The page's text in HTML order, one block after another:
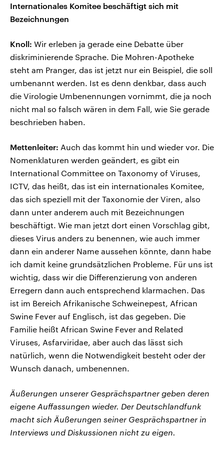
Internationales Komitee beschäftigt sich mit
Bezeichnungen
Knoll: Wir erleben ja gerade eine Debatte über
diskriminierende Sprache. Die Mohren-Apotheke
steht am Pranger, das ist jetzt nur ein Beispiel, die soll
umbenannt werden. Ist es denn denkbar, dass auch
die Virologie Umbenennungen vornimmt, die ja noch
nicht mal so falsch wären in dem Fall, wie Sie gerade
beschrieben haben.
Mettenleiter: Auch das kommt hin und wieder vor. Die
Nomenklaturen werden geändert, es gibt ein
International Committee on Taxonomy of Viruses,
ICTV, das heißt, das ist ein internationales Komitee,
das sich speziell mit der Taxonomie der Viren, also
dann unter anderem auch mit Bezeichnungen
beschäftigt. Wie man jetzt dort einen Vorschlag gibt,
dieses Virus anders zu benennen, wie auch immer
dann ein anderer Name aussehen könnte, dann habe
ich damit keine grundsätzlichen Probleme. Für uns ist
wichtig, dass wir die Differenzierung von anderen
Erregern dann auch entsprechend klarmachen. Das
ist im Bereich Afrikanische Schweinepest, African
Swine Fever auf Englisch, ist das gegeben. Die
Familie heißt African Swine Fever and Related
Viruses, Asfarviridae, aber auch das lässt sich
natürlich, wenn die Notwendigkeit besteht oder der
Wunsch danach, umbenennen.
Äußerungen unserer Gesprächspartner geben deren
eigene Auffassungen wieder. Der Deutschlandfunk
macht sich Äußerungen seiner Gesprächspartner in
Interviews und Diskussionen nicht zu eigen.